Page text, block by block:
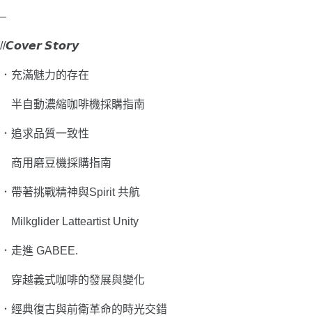
–
//𝘾𝙤𝙫𝙚𝙧 𝙎𝙩𝙤𝙧𝙮
． 充滿魅力的存在
半自動濃縮咖啡機採購指南
． 追求品質一致性
商用磨豆機採購指南
． 帶著挑戰精神與Spirit 共航
Milkglider Latteartist Unity
． 走進 GABEE.
穿越義式咖啡的發展與變化
． 經典復古與前衛革命的時光交錯